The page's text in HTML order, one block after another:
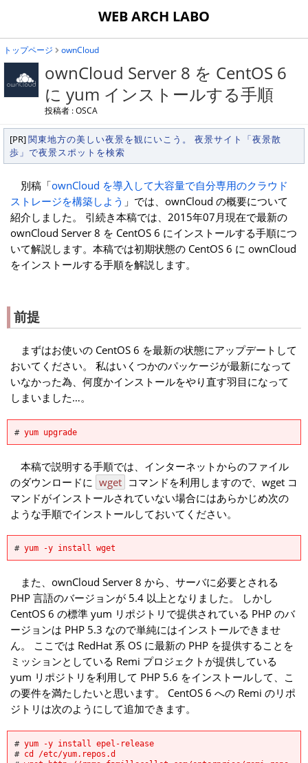
WEB ARCH LABO
トップページ ownCloud
ownCloud Server 8 を CentOS 6
に yum インストールする手順
投稿者 : OSCA
[PR]関東地方の美しい夜景を観にいこう。 夜景サイト「夜景散
歩」で夜景スポットを検索
別稿「ownCloud を導入して大容量で自分専用のクラウド
ストレージを構築しよう 」では、ownCloud の概要について
紹介しました。 引続き本稿では、2015年07月現在で最新の
ownCloud Server 8 を CentOS 6 にインストールする手順につ
いて解説します。本稿では初期状態の CentOS 6 に ownCloud
をインストールする手順を解説します。
前提
まずはお使いの CentOS 6 を最新の状態にアップデートして
おいてください。 私はいくつかのパッケージが最新になって
いなかった為、何度かインストールをやり直す羽目になって
しまいました…。
# yum upgrade
本稿で説明する手順では、インターネットからのファイル
のダウンロードに wget コマンドを利用しますので、wget コ
マンドがインストールされていない場合にはあらかじめ次の
ような手順でインストールしておいてください。
# yum -y install wget
また、ownCloud Server 8 から、サーバに必要とされる
PHP 言語のバージョンが 5.4 以上となりました。 しかし
CentOS 6 の標準 yum リポジトリで提供されている PHP のバ
ージョンは PHP 5.3 なので単純にはインストールできませ
ん。 ここでは RedHat 系 OS に最新の PHP を提供することを
ミッションとしている Remi プロジェクトが提供している
yum リポジトリを利用して PHP 5.6 をインストールして、こ
の要件を満たしたいと思います。 CentOS 6 への Remi のリポ
ジトリは次のようにして追加できます。
# yum -y install epel-release
# cd /etc/yum.repos.d